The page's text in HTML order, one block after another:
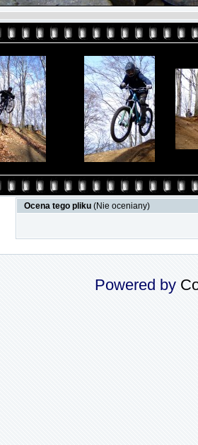
Ocena tego pliku (Nie oceniany)
Powered by